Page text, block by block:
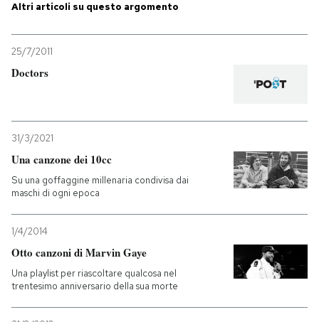
SHOP
CALENDARIO
Entra
Altri articoli su questo argomento
25/7/2011
Doctors
31/3/2021
Una canzone dei 10cc
Su una goffaggine millenaria condivisa dai
maschi di ogni epoca
1/4/2014
Otto canzoni di Marvin Gaye
Una playlist per riascoltare qualcosa nel
trentesimo anniversario della sua morte